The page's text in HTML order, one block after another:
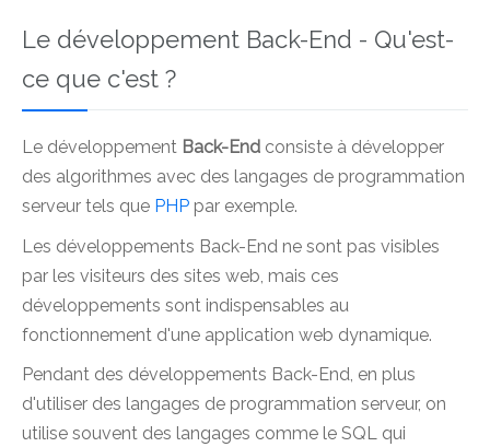
Le développement Back-End - Qu'est-
ce que c'est ?
Le développement Back-End consiste à développer
des algorithmes avec des langages de programmation
serveur tels que PHP par exemple.
Les développements Back-End ne sont pas visibles
par les visiteurs des sites web, mais ces
développements sont indispensables au
fonctionnement d'une application web dynamique.
Pendant des développements Back-End, en plus
d'utiliser des langages de programmation serveur, on
utilise souvent des langages comme le SQL qui